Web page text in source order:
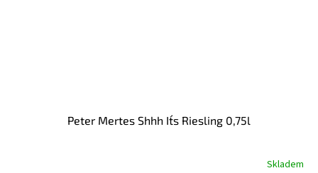
Peter Mertes Shhh It´s Riesling 0,75l
Skladem